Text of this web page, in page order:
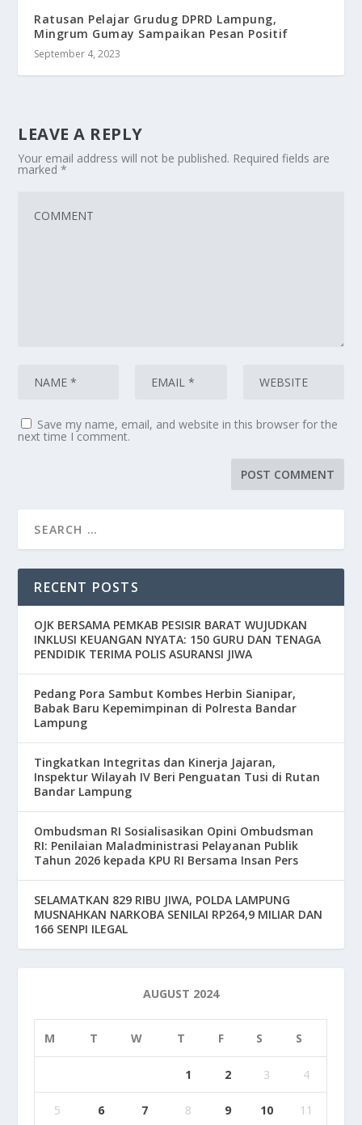
Ratusan Pelajar Grudug DPRD Lampung,
Mingrum Gumay Sampaikan Pesan Positif
September 4, 2023
LEAVE A REPLY
Your email address will not be published. Required fields are
marked*
Save my name, email, and website in this browser for the
next time I comment.
RECENT POSTS
OJK BERSAMA PEMKAB PESISIR BARAT WUJUDKAN
INKLUSI KEUANGAN NYATA: 150 GURU DAN TENAGA
PENDIDIK TERIMA POLIS ASURANSI JIWA
Pedang Pora Sambut Kombes Herbin Sianipar,
Babak Baru Kepemimpinan di Polresta Bandar
Lampung
Tingkatkan Integritas dan Kinerja Jajaran,
Inspektur Wilayah IV Beri Penguatan Tusi di Rutan
Bandar Lampung
Ombudsman RI Sosialisasikan Opini Ombudsman
RI: Penilaian Maladministrasi Pelayanan Publik
Tahun 2026 kepada KPU RI Bersama Insan Pers
SELAMATKAN 829 RIBU JIWA, POLDA LAMPUNG
MUSNAHKAN NARKOBA SENILAI RP264,9 MILIAR DAN
166 SENPI ILEGAL
AUGUST 2024
M T W T F S S
1 2 3 4
5 6 7 8 9 10 11